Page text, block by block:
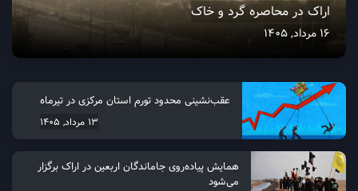
اراک در محاصره گرد و خاک
16 مرداد, 1405
عقب‌نشینی محدود تورم استان مرکزی در تیرماه
13 مرداد, 1405
همایش پیاده‌روی جاماندگان اربعین در اراک برگزار
می‌شود